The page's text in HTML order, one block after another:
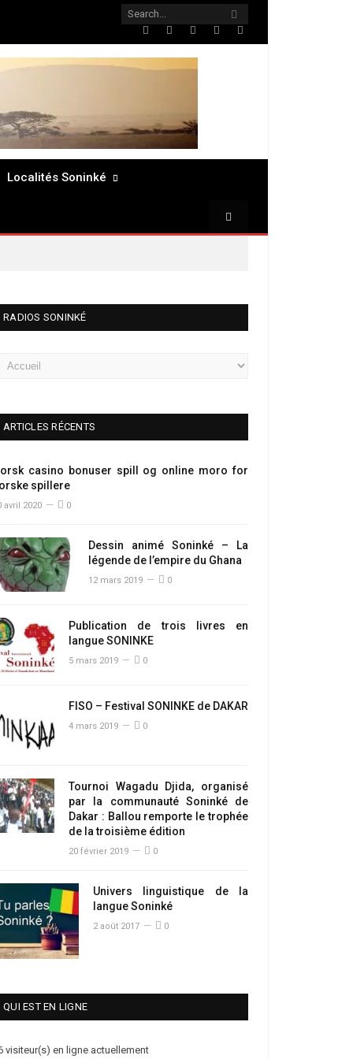
Twitter FacebookLinkedInPinterest
Localités Soninké
RADIOS SONINKÉ
ARTICLES RÉCENTS
casino bonuser spill og online moro for
spillere
avril 2020 0
Dessin animé Soninké – La
légende de l’empire du Ghana
12 mars 2019 0
Publication de trois livres en
langue SONINKE
5 mars 2019 0
FISO – Festival SONINKE de DAKAR
4 mars 2019 0
Tournoi Wagadu Djida, organisé
par la communauté Soninké de
Dakar : Ballou remporte le trophée
de la troisième édition
20 février 2019 0
Univers linguistique de la
langue Soninké
2 août 2017 0
QUI EST EN LIGNE
visiteur(s) en ligne actuellement